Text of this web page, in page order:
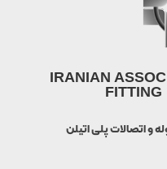
IRANIAN
FITTING
و اتصالات پلی اتیلن